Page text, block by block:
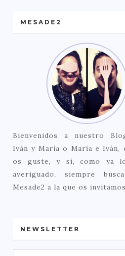
MESADE2
Bienvenidos a nuestro
Iván y María o María e Iván,
os guste, y sí, como ya
averiguado, siempre
Mesade2 a la que os
NEWSLETTER